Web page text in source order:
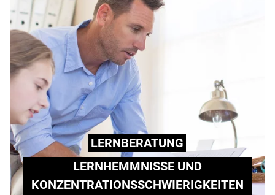
LERNBERATUNG
LERNHEMMNISSE UND
KONZENTRATIONSSCHWIERIGKEITEN